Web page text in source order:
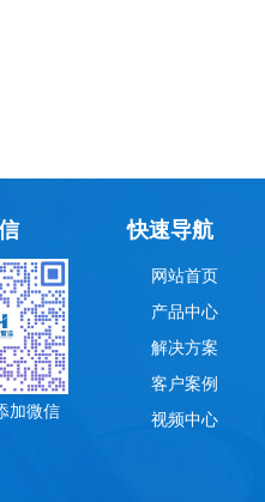
加微信
快速导航
网站首页
产品中心
解决方案
客户案例
视频中心